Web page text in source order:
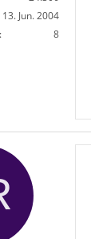
13. Jun. 2004
8